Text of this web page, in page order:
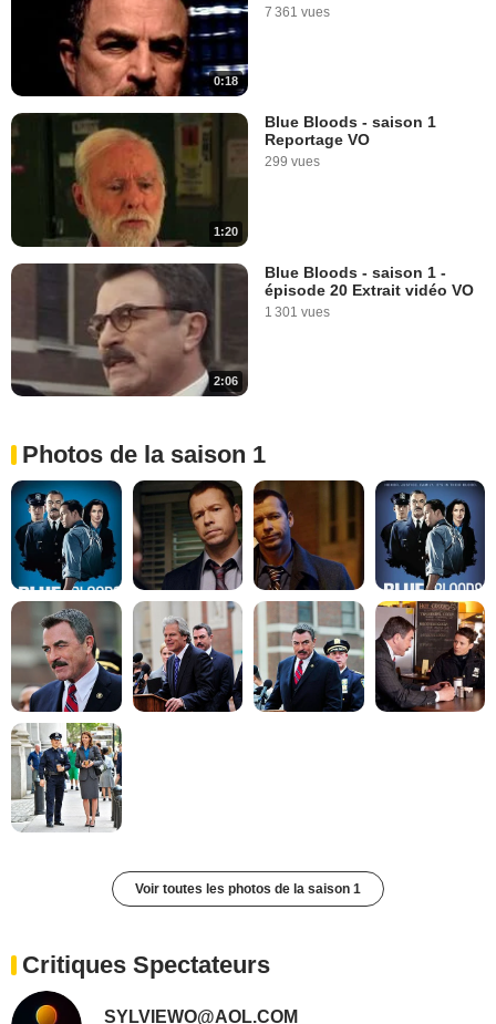
0:18
7 361 vues
1:20
Blue Bloods - saison 1
Reportage VO
299 vues
2:06
Blue Bloods - saison 1 -
épisode 20 Extrait vidéo VO
1 301 vues
Photos de la saison 1
Voir toutes les photos de la saison 1
Critiques Spectateurs
SYLVIEWO@AOL.COM